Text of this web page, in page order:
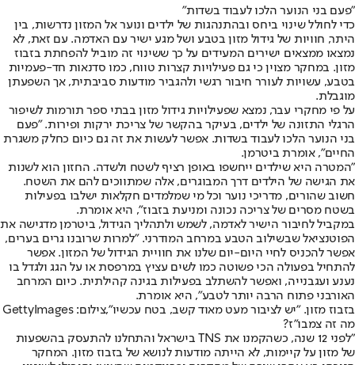
"פעם בני הנוער הלכו לעבוד בשדות"
כדי לחולל שינוי ביחס ובהתנהגות של ילדים ונוער אל המזון נדרשות, בין
היתר, חוויות של גידול מזון בטבע ושל מגע ישיר עם האדמה. עם זאת, לא
נמצאו ממצאים ישירים המעידים על כך ששינוי זה מוביל להפחתת בזבוז
מזון. במחקר מצוין כי גם פעילויות קצרות טווח, כמו סדנאות חד-פעמיות
בטבע, עשויות לעורר חיבור רגשי ולהגביר מודעות סביבתית, אך השפעתן
מוגבלת.
על פי מחקרי עבר, נמצא שפעילויות גידול מזון בבתי ספר תורמות לשיפור
הרגלי התזונה של ילדים, בעיקר בהקשר של צריכת ירקות ופירות. "פעם
בני הנוער הלכו לעבוד בשדות. אפשר לעשות את זה גם כיום כחלק משגרת
החיים", אומרת ביטרמן.
"המטרה היא שילדים ייחשפו באופן רציף לשטח ולשדה. החזון הוא לשנות
את הגישה של הילדים דרך המבוגרים, אלה שמתווכים להם את השטח.
חשוב שהורים, מדריכי נוער וכל מי שמלמדים חקלאות ישלבו בפעילות
בשטח מסרים של צריכה נכונה ומניעת בזבוז", היא אומרת.
במקביל לחיבור הישיר לאדמה, לשמש ולתהליך הגידול, ביטרמן מדגישה את
הפוטנציאל שבשילוב הטבע במרחב המודרני. "למרות שרובנו גרים בערים,
אפשר להכניס לחיי היום-יום שלנו את חוויית הגידול של המזון. אפשר
להתחיל בפעולה הכי פשוטה כמו לשים עציץ במרפסת או על הגג ולגדל בו
נענע ועגבנייה, ואפשר להשתלב בפעילות בגינה קהילתית. כיום המרחב
האורבני פתוח הרבה יותר לטבע", היא אומרת.
בזבוז מזון. "יש לציבור מעט מאוד קשב, בטח עכשיו",צילום: GettyImages
מה זה צמבו"ז?
"לפני 12 שנה, כשהקמנו את TNS בישראל והתחלנו להתעסק בהשפעות
של מזון על קיימות, לא הייתה מודעות לנושא של בזבוז מזון. המחקר